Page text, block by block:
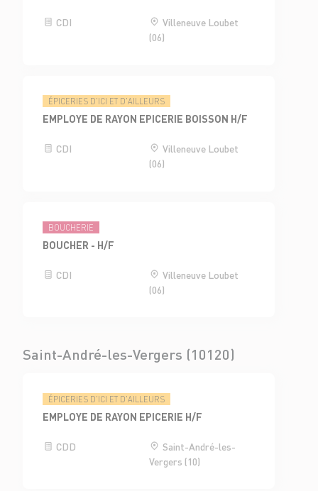
CDI
Villeneuve Loubet
(06)
ÉPICERIES D'ICI ET D'AILLEURS
EMPLOYE DE RAYON EPICERIE BOISSON H/F
CDI
Villeneuve Loubet
(06)
BOUCHERIE
BOUCHER - H/F
CDI
Villeneuve Loubet
(06)
Saint-André-les-Vergers (10120)
ÉPICERIES D'ICI ET D'AILLEURS
EMPLOYE DE RAYON EPICERIE H/F
CDD
Saint-André-les-
Vergers (10)